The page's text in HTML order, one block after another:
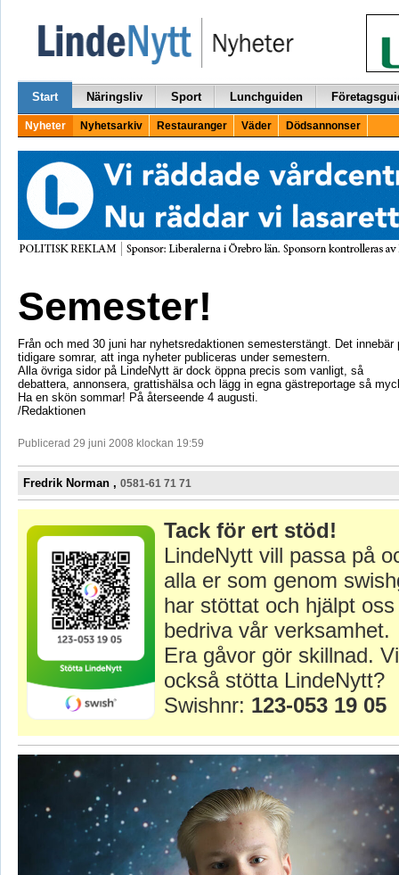
Start Näringsliv Sport Lunchguiden
Nyheter Nyhetsarkiv Restauranger Väder Dödsannonser
Semester!
Från och med 30 juni har nyhetsredaktionen semesterstängt. Det innebär
tidigare somrar, att inga nyheter publiceras under semestern.
Alla övriga sidor på LindeNytt är dock öppna precis som vanligt, så
debattera, annonsera, grattishälsa och lägg in egna gästreportage så
Ha en skön sommar! På återseende 4 augusti.
/Redaktionen
Publicerad 29 juni 2008 klockan 19:59
Fredrik Norman , 0581-61 71 71
Tack för ert stöd!
LindeNytt vill passa på
alla er som genom
har stöttat och hjälpt
bedriva vår verksamhet.
Era gåvor gör skillnad.
också stötta LindeNytt?
Swishnr: 123-053 19 05